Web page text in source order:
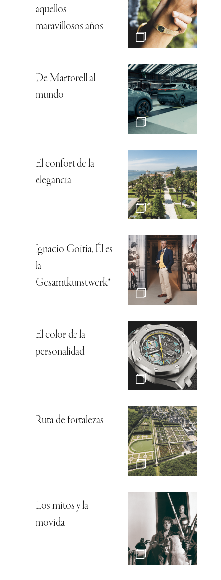
aquellos
maravillosos años
De Martorell al
mundo
El confort de la
elegancia
Ignacio Goitia, Él es
la
Gesamtkunstwerk*
El color de la
personalidad
Ruta de fortalezas
Los mitos y la
movida